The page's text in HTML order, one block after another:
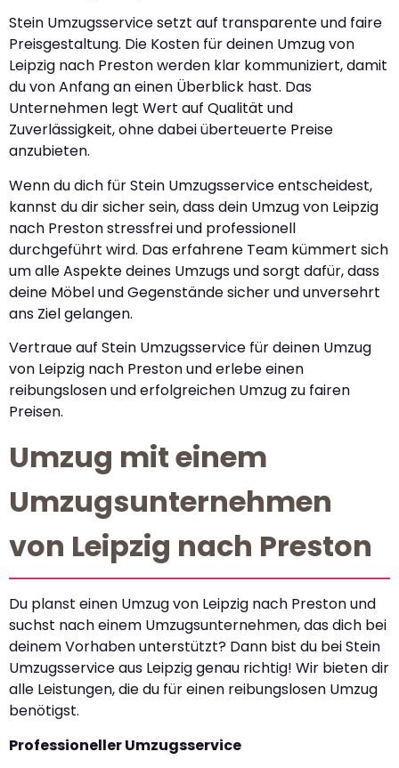
Stein Umzugsservice setzt auf transparente und faire
Preisgestaltung. Die Kosten für deinen Umzug von
Leipzig nach Preston werden klar kommuniziert, damit
du von Anfang an einen Überblick hast. Das
Unternehmen legt Wert auf Qualität und
Zuverlässigkeit, ohne dabei überteuerte Preise
anzubieten.
Wenn du dich für Stein Umzugsservice entscheidest,
kannst du dir sicher sein, dass dein Umzug von Leipzig
nach Preston stressfrei und professionell
durchgeführt wird. Das erfahrene Team kümmert sich
um alle Aspekte deines Umzugs und sorgt dafür, dass
deine Möbel und Gegenstände sicher und unversehrt
ans Ziel gelangen.
Vertraue auf Stein Umzugsservice für deinen Umzug
von Leipzig nach Preston und erlebe einen
reibungslosen und erfolgreichen Umzug zu fairen
Preisen.
Umzug mit einem
Umzugsunternehmen
von Leipzig nach Preston
Du planst einen Umzug von Leipzig nach Preston und
suchst nach einem Umzugsunternehmen, das dich bei
deinem Vorhaben unterstützt? Dann bist du bei Stein
Umzugsservice aus Leipzig genau richtig! Wir bieten dir
alle Leistungen, die du für einen reibungslosen Umzug
benötigst.
Professioneller Umzugsservice